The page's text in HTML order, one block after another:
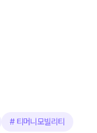
# 티머니모빌리티